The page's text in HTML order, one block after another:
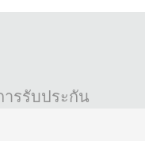
ารรับประกัน